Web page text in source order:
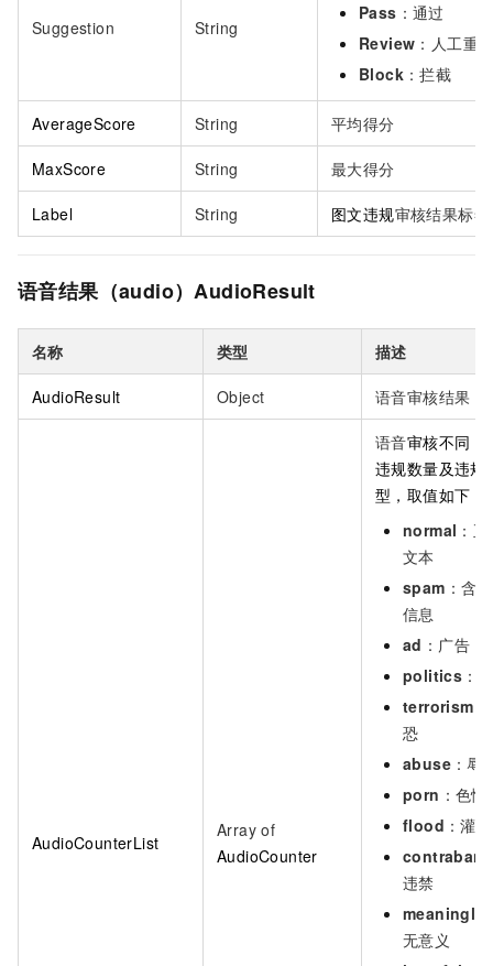
Suggestion String
Pass ：通过
Review ：人工重
Block ：拦截
AverageScore String 平均得分
MaxScore String 最大得分
Label String 图文违规审核结果标签
语音结果（audio）AudioResult
名称 类型 描述
AudioResult Object 语音审核结果
AudioCounterList
Array of
AudioCounter
语音审核不同
违规数量及违规
型，取值如下：
normal ：
文本
spam ：含
信息
ad ：广告
politics ：
terrorism
恐
abuse ：辱
porn ：色情
flood ：灌水
contraband
违禁
无意义